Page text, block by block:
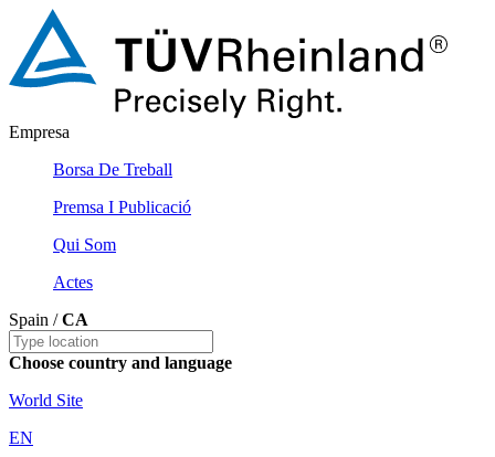
Empresa
Borsa De Treball
Premsa I Publicació
Qui Som
Actes
Spain /CA
Choose country and language
World Site
EN